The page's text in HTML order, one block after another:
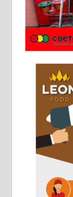
Горког
8 до 15
Чистим
061/32-13-